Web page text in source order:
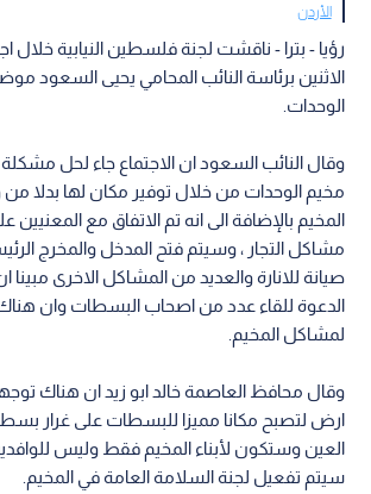
الأردن
رؤيا - بترا - ناقشت لجنة فلسطين النيابية خلال
الاثنين برئاسة النائب المحامي يحيى السعود
الوحدات.
وقال النائب السعود ان الاجتماع جاء لحل
مخيم الوحدات من خلال توفير مكان لها بدلا
المخيم بالإضافة الى انه تم الاتفاق مع
مشاكل التجار ، وسيتم فتح المدخل والمخرج
صيانة للانارة والعديد من المشاكل الاخرى مبينا
الدعوة للقاء عدد من اصحاب البسطات وان
لمشاكل المخيم.
وقال محافظ العاصمة خالد ابو زيد ان هناك
ارض لتصبح مكانا مميزا للبسطات على غرار
العين وستكون لأبناء المخيم فقط وليس للوافدين
سيتم تفعيل لجنة السلامة العامة في المخيم.